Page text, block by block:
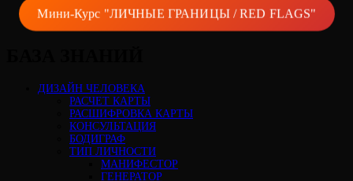
Мини-Курс "ЛИЧНЫЕ ГРАНИЦЫ / RED FLAGS"
ДИЗАЙН ЧЕЛОВЕКА
РАСЧЕТ КАРТЫ
РАСШИФРОВКА КАРТЫ
КОНСУЛЬТАЦИЯ
БОДИГРАФ
ТИП ЛИЧНОСТИ
МАНИФЕСТОР
ГЕНЕРАТОР